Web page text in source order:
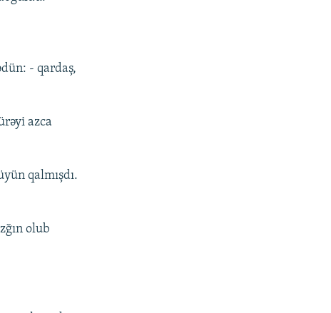
- qardaş,
azca
qalmışdı.
olub